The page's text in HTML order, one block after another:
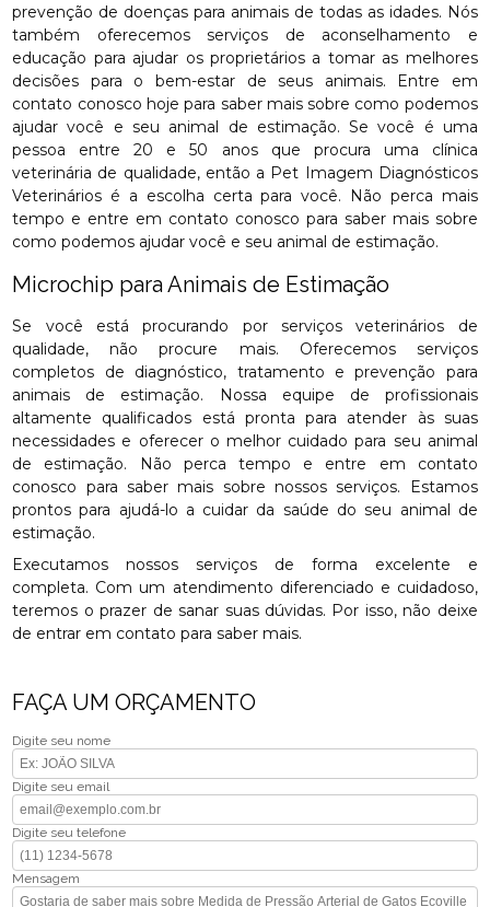
prevenção de doenças para animais de todas as idades. Nós
também oferecemos serviços de aconselhamento e
educação para ajudar os proprietários a tomar as melhores
decisões para o bem-estar de seus animais. Entre em
contato conosco hoje para saber mais sobre como podemos
ajudar você e seu animal de estimação. Se você é uma
pessoa entre 20 e 50 anos que procura uma clínica
veterinária de qualidade, então a Pet Imagem Diagnósticos
Veterinários é a escolha certa para você. Não perca mais
tempo e entre em contato conosco para saber mais sobre
como podemos ajudar você e seu animal de estimação.
Microchip para Animais de Estimação
Se você está procurando por serviços veterinários de
qualidade, não procure mais. Oferecemos serviços
completos de diagnóstico, tratamento e prevenção para
animais de estimação. Nossa equipe de profissionais
altamente qualificados está pronta para atender às suas
necessidades e oferecer o melhor cuidado para seu animal
de estimação. Não perca tempo e entre em contato
conosco para saber mais sobre nossos serviços. Estamos
prontos para ajudá-lo a cuidar da saúde do seu animal de
estimação.
Executamos nossos serviços de forma excelente e
completa. Com um atendimento diferenciado e cuidadoso,
teremos o prazer de sanar suas dúvidas. Por isso, não deixe
de entrar em contato para saber mais.
FAÇA UM ORÇAMENTO
Digite seu nome
Digite seu email
Digite seu telefone
Mensagem